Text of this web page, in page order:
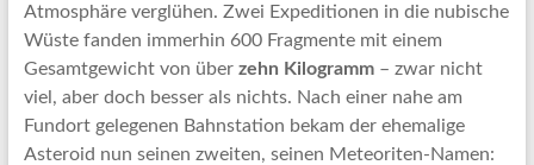
Atmosphäre verglühen. Zwei Expeditionen in die nubische
Wüste fanden immerhin 600 Fragmente mit einem
Gesamtgewicht von über zehn Kilogramm– zwar nicht
viel, aber doch besser als nichts. Nach einer nahe am
Fundort gelegenen Bahnstation bekam der ehemalige
Asteroid nun seinen zweiten, seinen Meteoriten-Namen: